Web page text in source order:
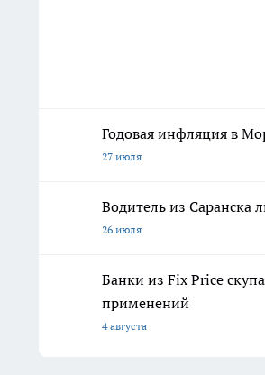
Годовая инфляция в
27 июля
Водитель из Саранска
26 июля
Банки из Fix Price
применений
4 августа